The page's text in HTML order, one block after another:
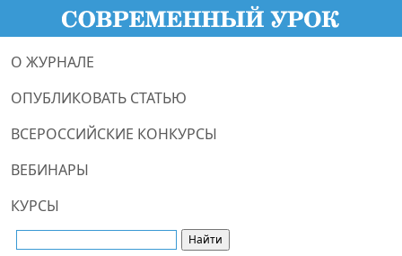
О ЖУРНАЛЕ
ОПУБЛИКОВАТЬ СТАТЬЮ
ВСЕРОССИЙСКИЕ КОНКУРСЫ
ВЕБИНАРЫ
КУРСЫ